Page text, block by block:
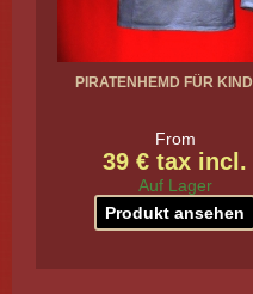
PIRATENHEMD FÜR KIND
From
39 € tax incl.
Auf Lager
Produkt ansehen